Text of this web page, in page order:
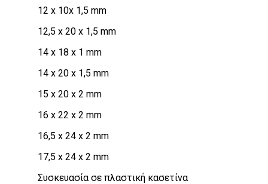
12 x 10x 1,5 mm
12,5 x 20 x 1,5 mm
14 x 18 x 1 mm
14 x 20 x 1,5 mm
15 x 20 x 2 mm
16 x 22 x 2 mm
16,5 x 24 x 2 mm
17,5 x 24 x 2 mm
Συσκευασία σε πλαστική κασετίνα